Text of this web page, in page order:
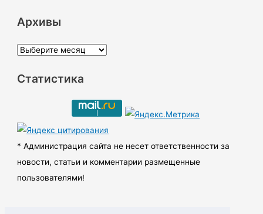
Архивы
А
х
ы
Статистика
* Администрация сайта не несет ответственности за
новости, статьи и комментарии размещенные
пользователями!